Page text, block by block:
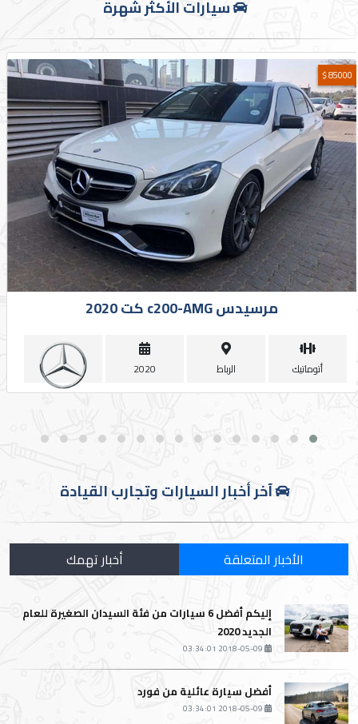
سيارات الأكثر شهرة
85000 $
مرسيدس c200-AMG كت 2020
أتوماتيك الرباط 2020
آخر أخبار السيارات وتجارب القيادة
الأخبار المتعلقة أخبار تهمك
إليكم أفضل 6 سيارات من فئة السيدان الصغيرة للعام
الجديد 2020
أفضل سيارة عائلية من فورد